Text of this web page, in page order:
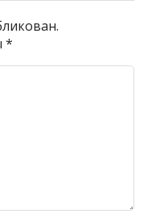
*